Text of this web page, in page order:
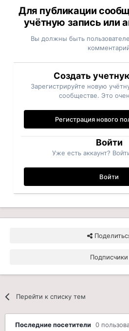
Для публикации
учётную запись или
Вы должны быть
Создать
Зарегистрируйте новую
сообществе. Это
Регистрация нового
Войти
Уже есть аккаунт?
Войти
Подписчики
Перейти к списку тем
Последние посетители 0